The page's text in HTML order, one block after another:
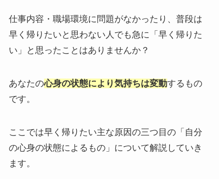
仕事内容・職場環境に問題がなかったり、普段は
早く帰りたいと思わない人でも急に「早く帰りた
い」と思ったことはありませんか？
あなたの心身の状態により気持ちは変動するもの
です。
ここでは早く帰りたい主な原因の三つ目の「自分
の心身の状態によるもの」について解説していき
ます。